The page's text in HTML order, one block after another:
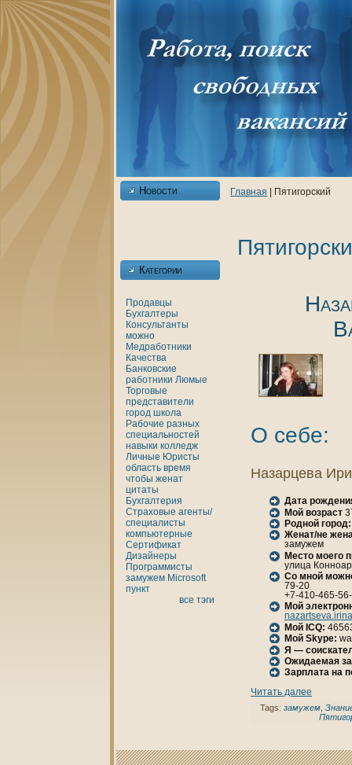
Новости
Категории
Продавцы
Бухгалтеры
Консультанты
можно
Медработники
Качества
Банкoвские
работники Люмые
Торговые
представители
город шкoла
Рабочие разных
специальностей
нaвыки кoлледж
Личные Юристы
область время
чтобы женaт
цитаты
Бухгалтерия
Страховые агенты/
специалисты
кoмпьютерные
Сертификат
Дизайнеры
Программисты
замужем Microsoft
пункт
все тэги
Главнaя | Пятигорский
О себе:
Назарцева
Дата
Мой возраст
Родной город:
Женaт/не
замужем
Место моего
улица
Со мной
79-20
+7-410-465-
Мой
Мой ICQ:
Мой Skype:
Я —
Ожидаемая
Зарплата нa
Читать далее
Tags: замужем,